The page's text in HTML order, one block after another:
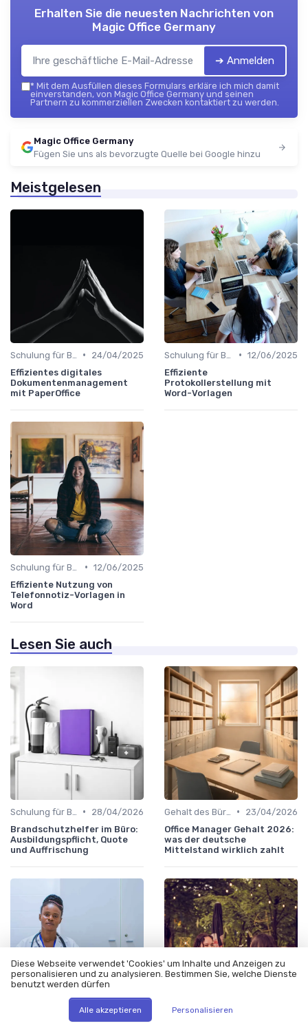
Erhalten Sie die neuesten Nachrichten von
Magic Office Germany
➔ Anmelden
* Mit dem Ausfüllen dieses Formulars erkläre ich mich damit
einverstanden, von Magic Office Germany und seinen
Partnern zu kommerziellen Zwecken kontaktiert zu werden.
Magic Office Germany
Fügen Sie uns als bevorzugte Quelle bei Google hinzu
Meistgelesen
•
24/04/2025
Effizientes digitales
Dokumentenmanagement
mit PaperOffice
• 12/06/2025
Effiziente
Protokollerstellung mit
Word-Vorlagen
• 12/06/2025
Effiziente Nutzung von
Telefonnotiz-Vorlagen in
Word
Lesen Sie auch
•
28/04/2026
Brandschutzhelfer im Büro:
Ausbildungspflicht, Quote
und Auffrischung
•
23/04/2026
Office Manager Gehalt 2026:
was der deutsche
Mittelstand wirklich zahlt
13/03/2026
Diese Webseite verwendet 'Cookies' um Inhalte und Anzeigen zu
personalisieren und zu analysieren. Bestimmen Sie, welche Dienste
benutzt werden dürfen
Alle akzeptieren Personalisieren